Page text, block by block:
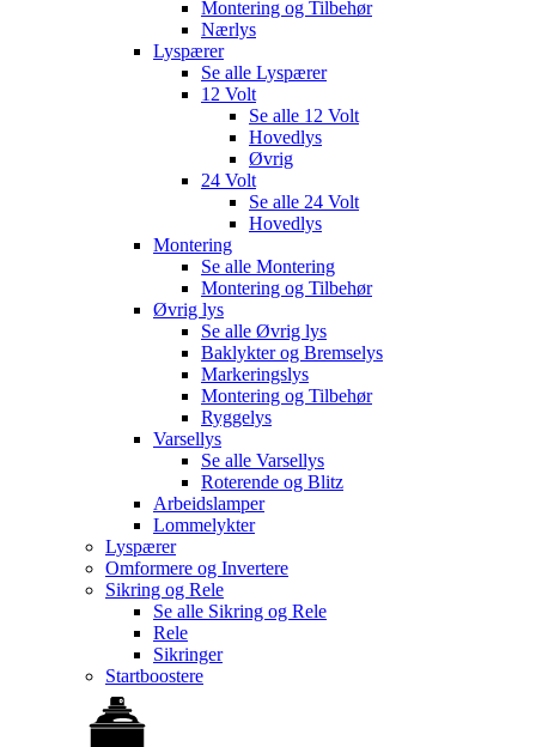
Montering og Tilbehør
Nærlys
Lyspærer
Se alle Lyspærer
12 Volt
Se alle 12 Volt
Hovedlys
Øvrig
24 Volt
Se alle 24 Volt
Hovedlys
Montering
Se alle Montering
Montering og Tilbehør
Øvrig lys
Se alle Øvrig lys
Baklykter og Bremselys
Markeringslys
Montering og Tilbehør
Ryggelys
Varsellys
Se alle Varsellys
Roterende og Blitz
Arbeidslamper
Lommelykter
Lyspærer
Omformere og Invertere
Sikring og Rele
Se alle Sikring og Rele
Rele
Sikringer
Startboostere